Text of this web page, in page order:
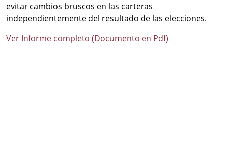
evitar cambios bruscos en las carteras
independientemente del resultado de las elecciones.
Ver Informe completo (Documento en Pdf)